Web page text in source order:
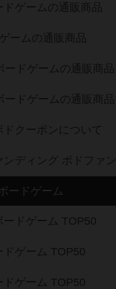
ドゲームの通販商品
ームの通販商品
ードゲームの通販商品
ードゲームの通販商品
クーポンについて
ンディング ボドファン
ードゲーム
ードゲーム TOP50
ドゲーム TOP50
ドゲーム TOP50